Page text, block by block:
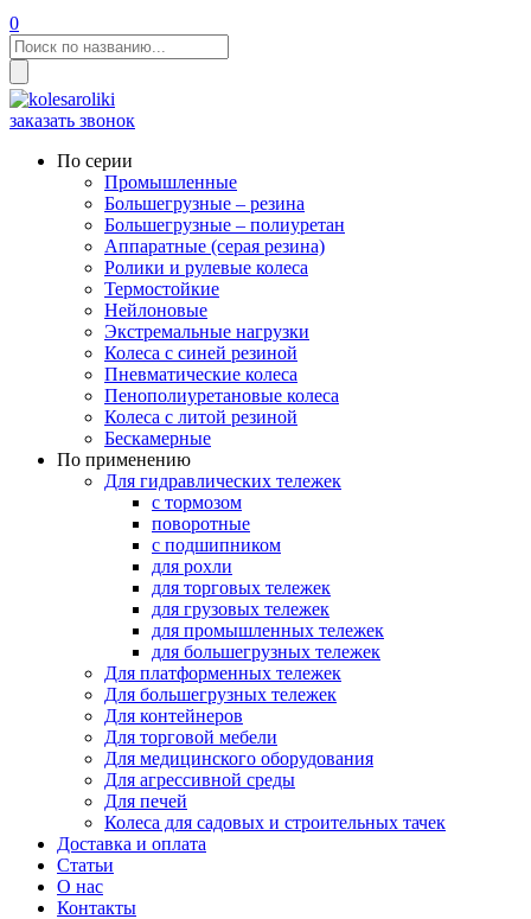
0
заказать звонок
По серии
Промышленные
Большегрузные – резина
Большегрузные – полиуретан
Аппаратные (серая резина)
Ролики и рулевые колеса
Термостойкие
Нейлоновые
Экстремальные нагрузки
Колеса с синей резиной
Пневматические колеса
Пенополиуретановые колеса
Колеса с литой резиной
Бескамерные
По применению
Для гидравлических тележек
с тормозом
поворотные
с подшипником
для рохли
для торговых тележек
для грузовых тележек
для промышленных тележек
для большегрузных тележек
Для платформенных тележек
Для большегрузных тележек
Для контейнеров
Для торговой мебели
Для медицинского оборудования
Для агрессивной среды
Для печей
Колеса для садовых и строительных тачек
Доставка и оплата
Статьи
О нас
Контакты